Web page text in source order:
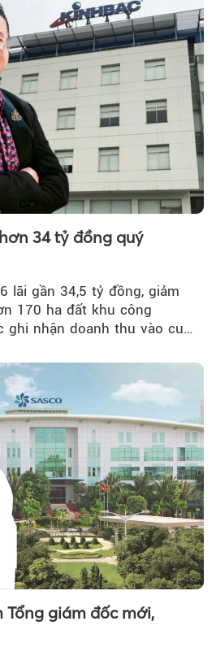
34 tỷ đồng quý
lãi gần 34,5 tỷ đồng, giảm
170 ha đất khu công
ghi nhận doanh thu vào cuối
Tổng giám đốc mới,